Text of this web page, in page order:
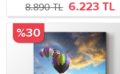
8.890 TL 6.223 TL
%30